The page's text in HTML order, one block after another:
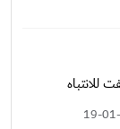
للانتباه
19-